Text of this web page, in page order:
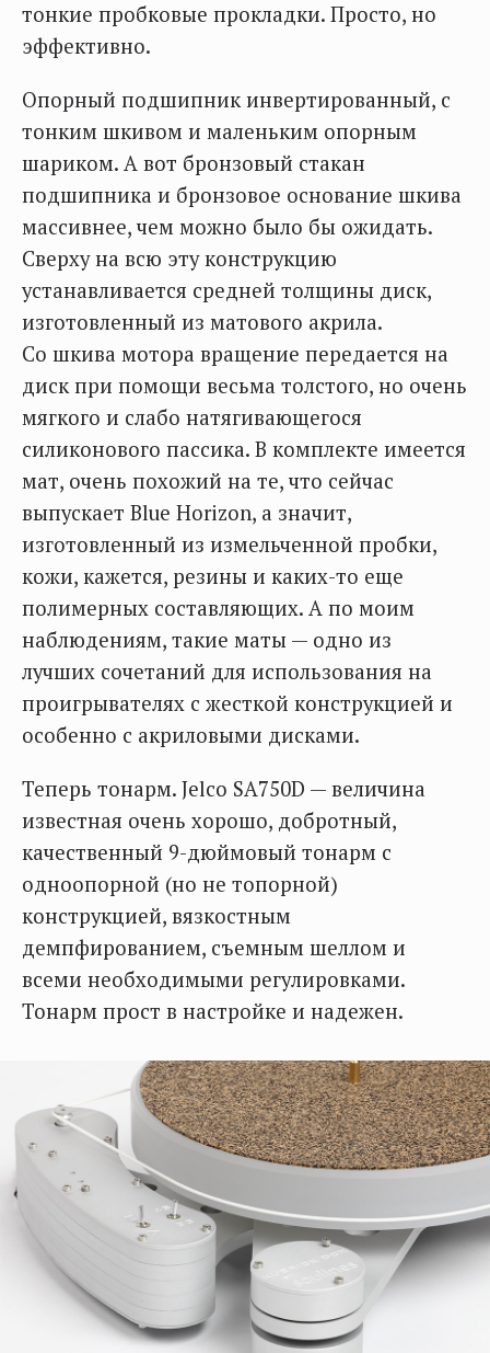
тонкие пробковые прокладки. Просто, но
эффективно.
Опорный подшипник инвертированный, с
тонким шкивом и маленьким опорным
шариком. А вот бронзовый стакан
подшипника и бронзовое основание шкива
массивнее, чем можно было бы ожидать.
Сверху на всю эту конструкцию
устанавливается средней толщины диск,
изготовленный из матового акрила.
Со шкива мотора вращение передается на
диск при помощи весьма толстого, но очень
мягкого и слабо натягивающегося
силиконового пассика. В комплекте имеется
мат, очень похожий на те, что сейчас
выпускает Blue Horizon, а значит,
изготовленный из измельченной пробки,
кожи, кажется, резины и каких-то еще
полимерных составляющих. А по моим
наблюдениям, такие маты — одно из
лучших сочетаний для использования на
проигрывателях с жесткой конструкцией и
особенно с акриловыми дисками.
Теперь тонарм. Jelco SA750D — величина
известная очень хорошо, добротный,
качественный 9-дюймовый тонарм с
одноопорной (но не топорной)
конструкцией, вязкостным
демпфированием, съемным шеллом и
всеми необходимыми регулировками.
Тонарм прост в настройке и надежен.